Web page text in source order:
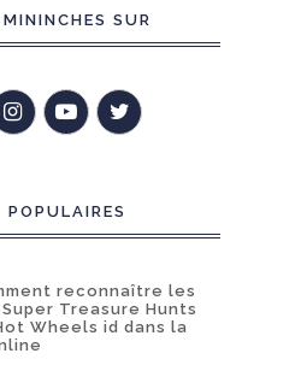
SUR
POPULAIRES
reconnaître les
Super Treasure Hunts
Wheels id dans la